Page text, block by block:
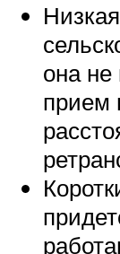
она не
прием